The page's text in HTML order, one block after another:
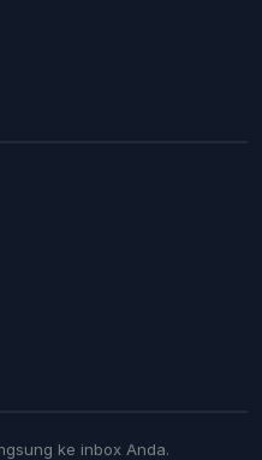
ke inbox Anda.